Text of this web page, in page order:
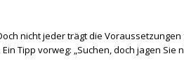
nicht jeder trägt die
Tipp vorweg: „Suchen, doch jagen